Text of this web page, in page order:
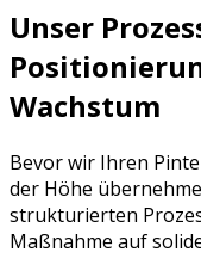
Unser
Wachstum
Bevor wir Ihren
der Höhe
strukturierten
Maßnahme auf